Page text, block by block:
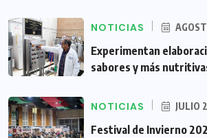
NOTICIAS
Experimentan
sabores y más
NOTICIAS JULIO
Festival de Invierno